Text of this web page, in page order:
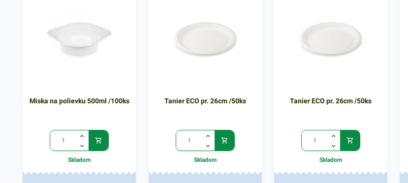
používanie. Výhodné balenie
obsahuje 50 kusov plastových
priehľadných pohárikov. V našej
Miska na polievku 500ml /100ks
Skladom
Tanier ECO pr. 26cm /50ks
Skladom
Tanier ECO pr. 26cm /50ks
Skladom